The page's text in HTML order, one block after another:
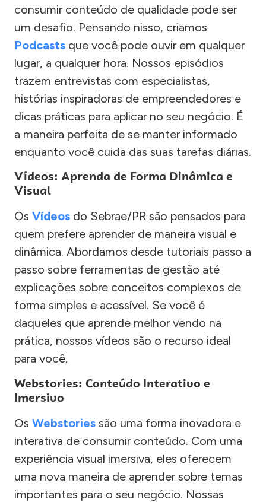
consumir conteúdo de qualidade pode ser
um desafio. Pensando nisso, criamos
Podcasts que você pode ouvir em qualquer
lugar, a qualquer hora. Nossos episódios
trazem entrevistas com especialistas,
histórias inspiradoras de empreendedores e
dicas práticas para aplicar no seu negócio. É
a maneira perfeita de se manter informado
enquanto você cuida das suas tarefas diárias.
Vídeos: Aprenda de Forma Dinâmica e
Visual
Os Vídeos do Sebrae/PR são pensados para
quem prefere aprender de maneira visual e
dinâmica. Abordamos desde tutoriais passo a
passo sobre ferramentas de gestão até
explicações sobre conceitos complexos de
forma simples e acessível. Se você é
daqueles que aprende melhor vendo na
prática, nossos vídeos são o recurso ideal
para você.
Webstories: Conteúdo Interativo e
Imersivo
Os Webstories são uma forma inovadora e
interativa de consumir conteúdo. Com uma
experiência visual imersiva, eles oferecem
uma nova maneira de aprender sobre temas
importantes para o seu negócio. Nossas